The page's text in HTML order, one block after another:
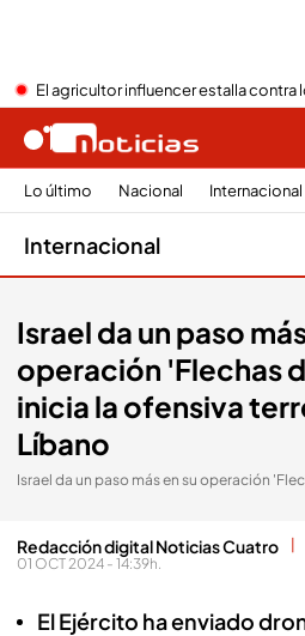
El agricultor influencer estalla
Lo último Nacional Internacional
Internacional
Israel da un paso
operación 'Flechas
inicia la ofensiva
Líbano
Israel da un paso más en su operación
Redacción digital Noticias Cuatro
01 OCT 2024 - 14:39h.
El Ejército ha enviado